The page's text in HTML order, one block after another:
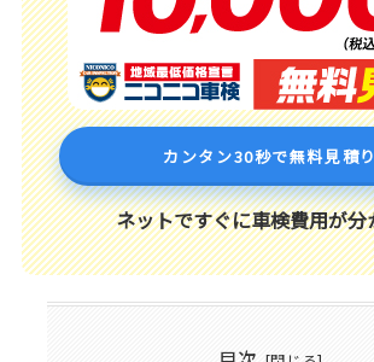
カンタン30秒で無料見積り
ネットですぐに車検費用が分